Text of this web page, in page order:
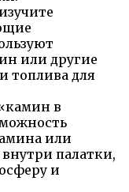
или другие
топлива для
в
или
палатки,
и